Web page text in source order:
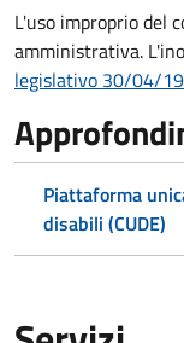
L'uso improprio del
amministrativa.
legislativo 30/04/
Piattaforma
disabili (CUDE)